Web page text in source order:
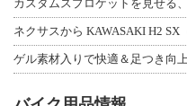
ネクサスから KAWASAKI H2 SX